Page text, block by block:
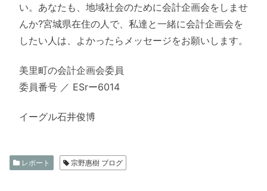
い。あなたも、地域社会のために会計企画会をしませ
んか?宮城県在住の人で、私達と一緒に会計企画会を
したい人は、よかったらメッセージをお願いします。
美里町の会計企画会委員
委員番号 ／ ESrー6014
イーグル石井俊博
レポート 宗野惠樹 ブログ